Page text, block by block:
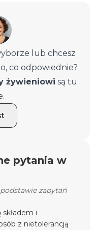
lub chcesz
co odpowiednie?
żywieniowi są tu
pytania w
zapytań
i
z nietolerancją